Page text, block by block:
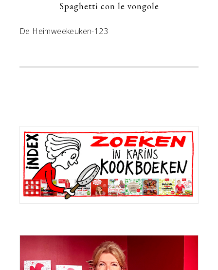
Spaghetti con le vongole
De Heimweekeuken-123
Primaire
Sidebar